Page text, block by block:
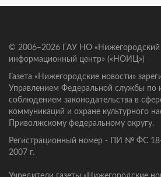
© 2006–2026 ГАУ НО «Нижегородский
информационный центр» («НОИЦ»)
Газета «Нижегородские новости»
Управлением Федеральной службы по
соблюдением законодательства в
коммуникаций и охране культурного
Приволжскому федеральному округу.
Регистрационный номер - ПИ № ФС 18-
2007 г.